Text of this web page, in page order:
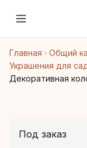
Главная Общий
Украшения для
Декоративная
Под заказ